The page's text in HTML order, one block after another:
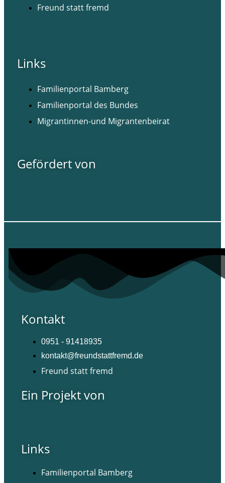
Freund statt fremd
Links
Familienportal Bamberg
Familienportal des Bundes
Migrantinnen-und Migrantenbeirat
Gefördert von
Kontakt
0951 - 91418935
kontakt@freundstattfremd.de
Freund statt fremd
Ein Projekt von
Links
Familienportal Bamberg